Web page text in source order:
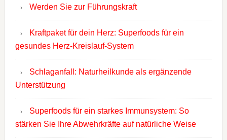
Werden Sie zur Führungskraft
Kraftpaket für dein Herz: Superfoods für ein
gesundes Herz-Kreislauf-System
Schlaganfall: Naturheilkunde als ergänzende
Unterstützung
Superfoods für ein starkes Immunsystem: So
stärken Sie Ihre Abwehrkräfte auf natürliche Weise